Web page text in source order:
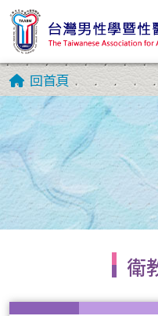
回首頁
衛